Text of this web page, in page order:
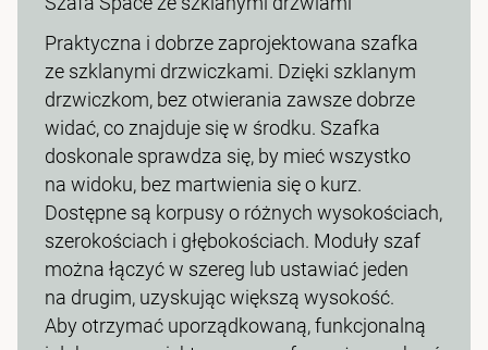
Praktyczna i dobrze zaprojektowana szafka
ze szklanymi drzwiczkami. Dzięki szklanym
drzwiczkom, bez otwierania zawsze dobrze
widać, co znajduje się w środku. Szafka
doskonale sprawdza się, by mieć wszystko
na widoku, bez martwienia się o kurz.
Dostępne są korpusy o różnych wysokościach,
szerokościach i głębokościach. Moduły szaf
można łączyć w szereg lub ustawiać jeden
na drugim, uzyskując większą wysokość.
Aby otrzymać uporządkowaną, funkcjonalną